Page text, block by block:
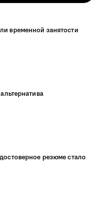
временной занятости
резюме стало